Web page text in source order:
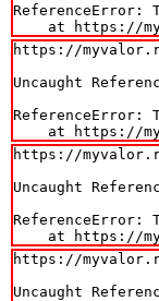
ReferenceError:
at https://
https://
Uncaught
ReferenceError:
at https://
https://
Uncaught
ReferenceError:
at https://
https://
Uncaught